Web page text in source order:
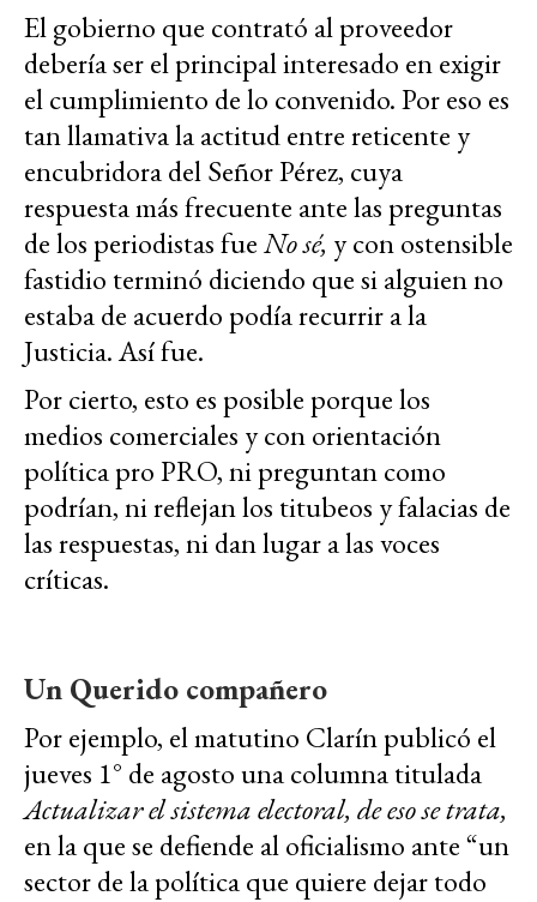
El gobierno que contrató al proveedor
debería ser el principal interesado en exigir
el cumplimiento de lo convenido. Por eso es
tan llamativa la actitud entre reticente y
encubridora del Señor Pérez, cuya
respuesta más frecuente ante las preguntas
de los periodistas fueNo sé, y con ostensible
fastidio terminó diciendo que si alguien no
estaba de acuerdo podía recurrir a la
Justicia. Así fue.
Por cierto, esto es posible porque los
medios comerciales y con orientación
política pro PRO, ni preguntan como
podrían, ni reflejan los titubeos y falacias de
las respuestas, ni dan lugar a las voces
críticas.
Un Querido compañero
Por ejemplo, el matutino Clarín publicó el
jueves 1° de agosto una columna titulada
Actualizar el sistema electoral, de eso se trata,
en la que se defiende al oficialismo ante “un
sector de la política que quiere dejar todo